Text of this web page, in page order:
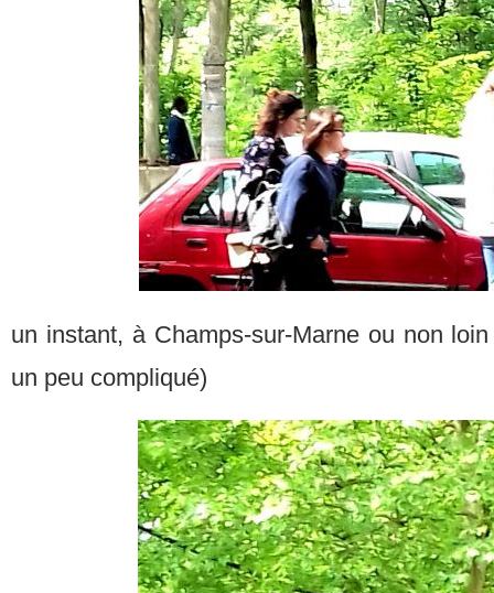
un instant, à Champs-sur-Marne ou non
un peu compliqué)